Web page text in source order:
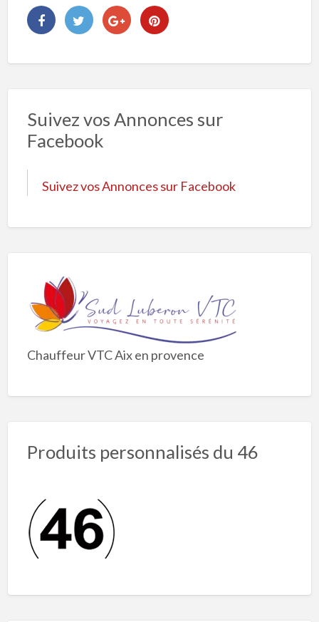
Suivez vos Annonces sur
Facebook
Suivez vos Annonces sur Facebook
Chauffeur VTC Aix en provence
Produits personnalisés du 46